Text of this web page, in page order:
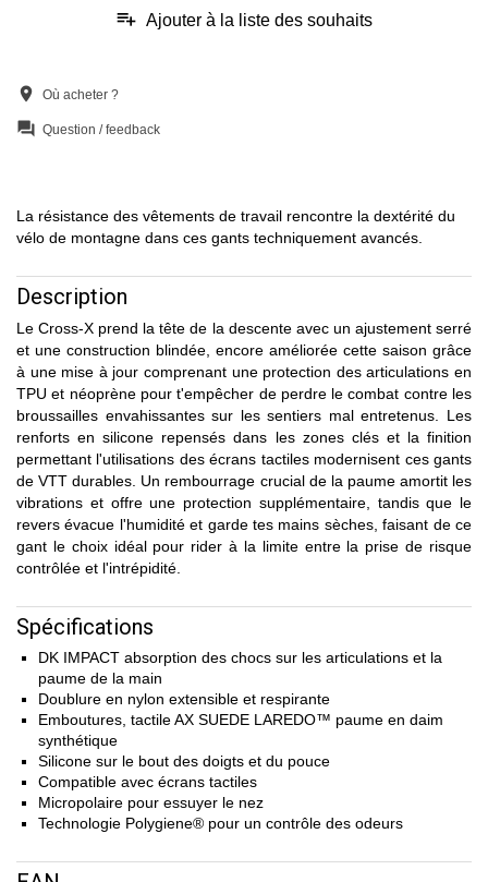
playlist_add Ajouter à la liste des souhaits
location_on Où acheter ?
question_answer Question / feedback
La résistance des vêtements de travail rencontre la dextérité du
vélo de montagne dans ces gants techniquement avancés.
Description
Le Cross-X prend la tête de la descente avec un ajustement serré
et une construction blindée, encore améliorée cette saison grâce
à une mise à jour comprenant une protection des articulations en
TPU et néoprène pour t'empêcher de perdre le combat contre les
broussailles envahissantes sur les sentiers mal entretenus. Les
renforts en silicone repensés dans les zones clés et la finition
permettant l'utilisations des écrans tactiles modernisent ces gants
de VTT durables. Un rembourrage crucial de la paume amortit les
vibrations et offre une protection supplémentaire, tandis que le
revers évacue l'humidité et garde tes mains sèches, faisant de ce
gant le choix idéal pour rider à la limite entre la prise de risque
contrôlée et l'intrépidité.
Spécifications
DK IMPACT absorption des chocs sur les articulations et la
paume de la main
Doublure en nylon extensible et respirante
Emboutures, tactile AX SUEDE LAREDO™ paume en daim
synthétique
Silicone sur le bout des doigts et du pouce
Compatible avec écrans tactiles
Micropolaire pour essuyer le nez
Technologie Polygiene® pour un contrôle des odeurs